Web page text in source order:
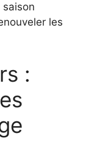
saison
les
: